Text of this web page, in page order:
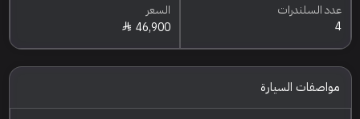
عدد السلندرات
4
السعر
46,900
مواصفات السيارة